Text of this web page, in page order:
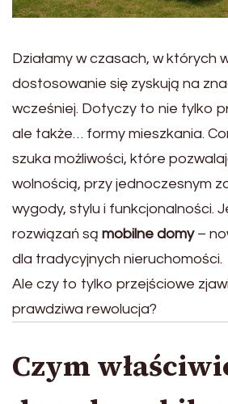
Działamy w czasach, w których
dostosowanie się zyskują na
wcześniej. Dotyczy to nie tylko
ale także… formy mieszkania.
szuka możliwości, które
wolnością, przy jednoczesnym
wygody, stylu i funkcjonalności.
rozwiązań są mobilne domy–
dla tradycyjnych nieruchomości.
Ale czy to tylko przejściowe
prawdziwa rewolucja?
Czym